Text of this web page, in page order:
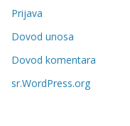
o
r
i
e
Prijava
Dovod unosa
Dovod komentara
sr.WordPress.org